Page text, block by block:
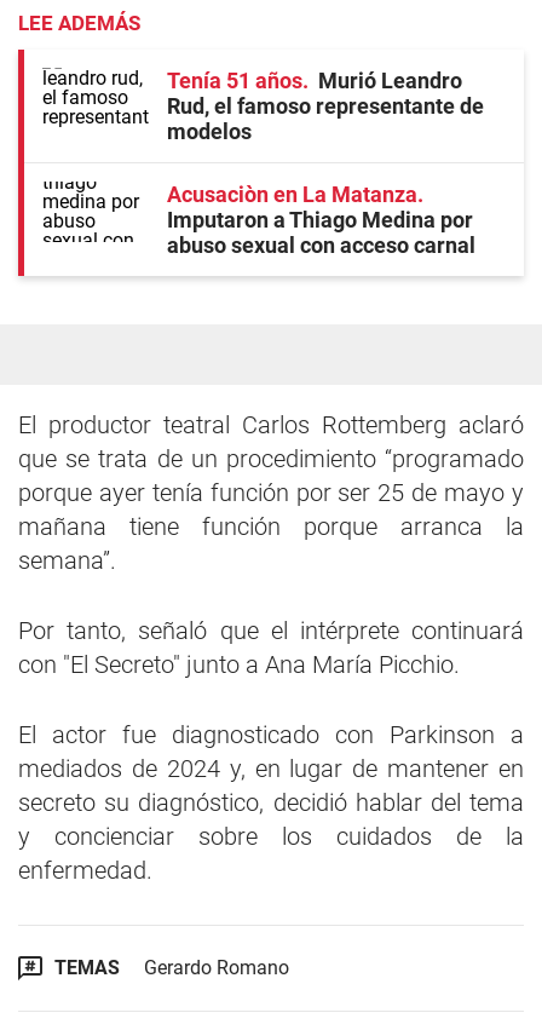
LEE ADEMÁS
Tenía 51 años
Murió Leandro
Rud, el famoso representante de
modelos
Acusaciòn en La Matanza
Imputaron a Thiago Medina por
abuso sexual con acceso carnal
El productor teatral Carlos Rottemberg aclaró
que se trata de un procedimiento “programado
porque ayer tenía función por ser 25 de mayo y
mañana tiene función porque arranca la
semana”.
Por tanto, señaló que el intérprete continuará
con "El Secreto" junto a Ana María Picchio.
El actor fue diagnosticado con Parkinson a
mediados de 2024 y, en lugar de mantener en
secreto su diagnóstico, decidió hablar del tema
y concienciar sobre los cuidados de la
enfermedad.
TEMAS Gerardo Romano